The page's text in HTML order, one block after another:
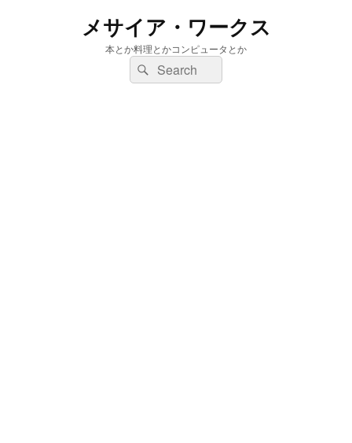
メサイア・ワークス
本とか料理とかコンピュータとか
検
索:
検
索